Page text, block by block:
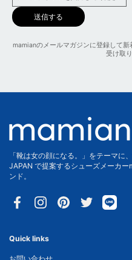
送信する
mamianのメールマガジンに登録して
受け取
「靴は女の顔になる。」をテーマに
JAPAN で提案するシューズメーカ
ンド。
FacebookInstagramPinterestTwitter
Quick links